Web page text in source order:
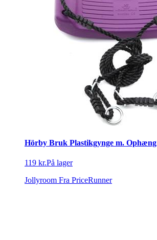
Hörby Bruk Plastikgynge m. Ophæng
119 kr.På lager
Jollyroom Fra PriceRunner